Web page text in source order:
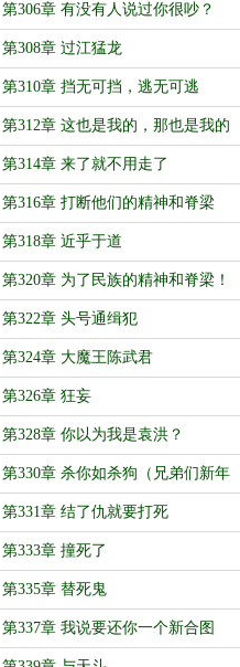
第306章 有没有人说过你很吵？
第308章 过江猛龙
第310章 挡无可挡，逃无可逃
第312章 这也是我的，那也是我的
第314章 来了就不用走了
第316章 打断他们的精神和脊梁
第318章 近乎于道
第320章 为了民族的精神和脊梁！
第322章 头号通缉犯
第324章 大魔王陈武君
第326章 狂妄
第328章 你以为我是袁洪？
第330章 杀你如杀狗（兄弟们新年
快乐！）
第331章 结了仇就要打死
第333章 撞死了
第335章 替死鬼
第337章 我说要还你一个新合图